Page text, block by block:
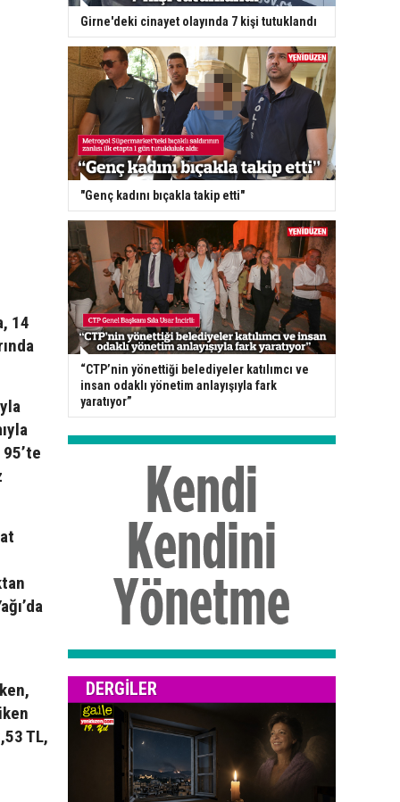
14
TL,
Girne'deki cinayet olayında 7 kişi tutuklandı
"Genç kadını bıçakla takip etti"
“CTP’nin yönettiği belediyeler katılımcı ve
insan odaklı yönetim anlayışıyla fark
yaratıyor”
DERGILER